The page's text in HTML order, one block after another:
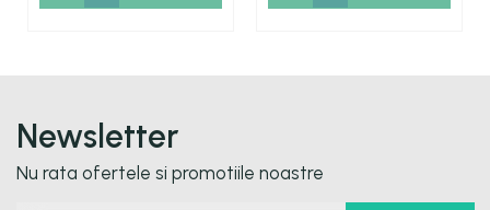
Newsletter
Nu rata ofertele si promotiile noastre